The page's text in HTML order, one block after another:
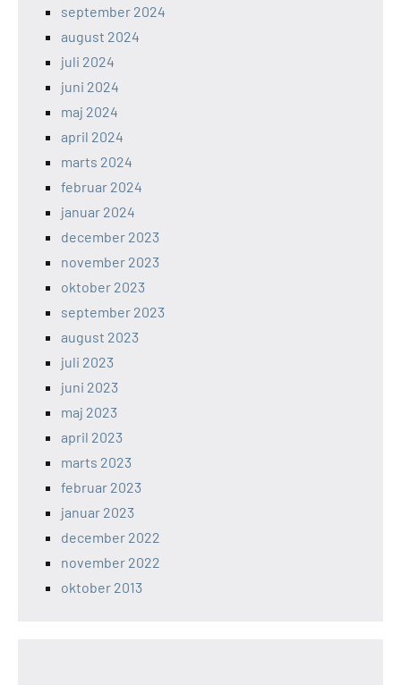
september 2024
august 2024
juli 2024
juni 2024
maj 2024
april 2024
marts 2024
februar 2024
januar 2024
december 2023
november 2023
oktober 2023
september 2023
august 2023
juli 2023
juni 2023
maj 2023
april 2023
marts 2023
februar 2023
januar 2023
december 2022
november 2022
oktober 2013